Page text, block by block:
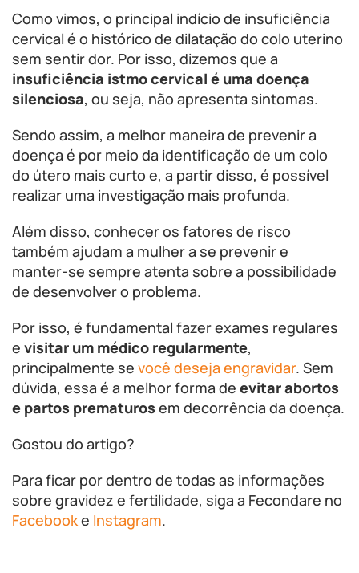
Como vimos, o principal indício de insuficiência
cervical é o histórico de dilatação do colo uterino
sem sentir dor. Por isso, dizemos que a
insuficiência istmo cervical é uma doença
silenciosa, ou seja, não apresenta sintomas.
Sendo assim, a melhor maneira de prevenir a
doença é por meio da identificação de um colo
do útero mais curto e, a partir disso, é possível
realizar uma investigação mais profunda.
Além disso, conhecer os fatores de risco
também ajudam a mulher a se prevenir e
manter-se sempre atenta sobre a possibilidade
de desenvolver o problema.
Por isso, é fundamental fazer exames regulares
e visitar um médico regularmente,
principalmente se você deseja engravidar. Sem
dúvida, essa é a melhor forma de evitar abortos
e partos prematuros em decorrência da doença.
Gostou do artigo?
Para ficar por dentro de todas as informações
sobre gravidez e fertilidade, siga a Fecondare no
Facebooke Instagram.